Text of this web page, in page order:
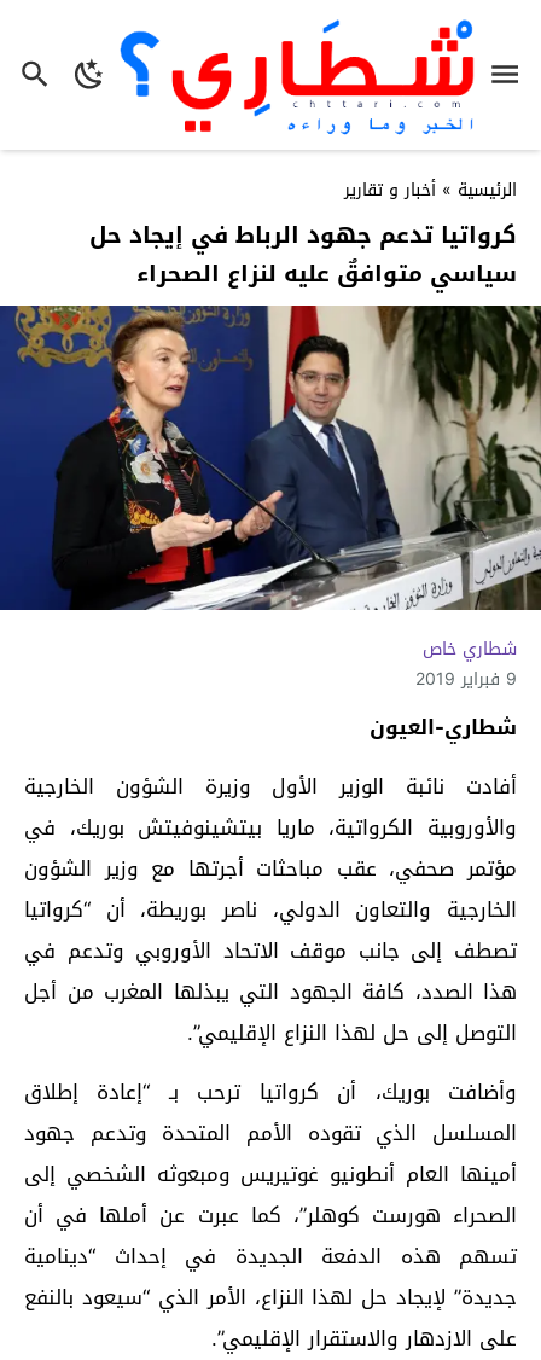
الرئيسية » أخبار و تقارير
كرواتيا تدعم جهود الرباط في إيجاد حل
سياسي متوافقٌ عليه لنزاع الصحراء
شطاري خاص
9 فبراير 2019
شطاري-العيون
أفادت نائبة الوزير الأول وزيرة الشؤون الخارجية
والأوروبية الكرواتية، ماريا بيتشينوفيتش بوريك، في
مؤتمر صحفي، عقب مباحثات أجرتها مع وزير الشؤون
الخارجية والتعاون الدولي، ناصر بوريطة، أن “كرواتيا
تصطف إلى جانب موقف الاتحاد الأوروبي وتدعم في
هذا الصدد، كافة الجهود التي يبذلها المغرب من أجل
التوصل إلى حل لهذا النزاع الإقليمي”.
وأضافت بوريك، أن كرواتيا ترحب بـ “إعادة إطلاق
المسلسل الذي تقوده الأمم المتحدة وتدعم جهود
أمينها العام أنطونيو غوتيريس ومبعوثه الشخصي إلى
الصحراء هورست كوهلر”، كما عبرت عن أملها في أن
تسهم هذه الدفعة الجديدة في إحداث “دينامية
جديدة” لإيجاد حل لهذا النزاع، الأمر الذي “سيعود بالنفع
على الازدهار والاستقرار الإقليمي”.